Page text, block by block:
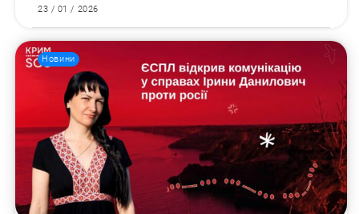
Пошук за запитом:
23 / 01 / 2026
Новини